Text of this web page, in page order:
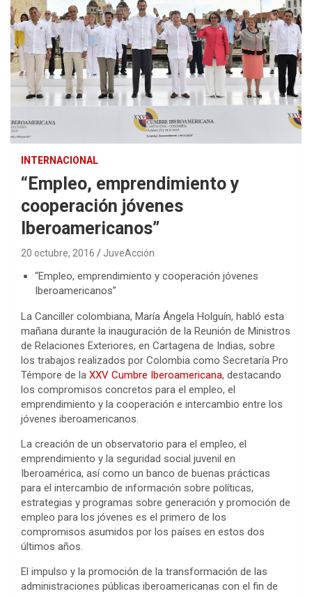
INTERNACIONAL
“Empleo, emprendimiento y
cooperación jóvenes
Iberoamericanos”
20 octubre, 2016 JuveAcción
“Empleo, emprendimiento y cooperación jóvenes
Iberoamericanos”
La Canciller colombiana, María Ángela Holguín, habló esta
mañana durante la inauguración de la Reunión de Ministros
de Relaciones Exteriores, en Cartagena de Indias, sobre
los trabajos realizados por Colombia como Secretaría Pro
Témpore de la XXV Cumbre Iberoamericana, destacando
los compromisos concretos para el empleo, el
emprendimiento y la cooperación e intercambio entre los
jóvenes iberoamericanos.
La creación de un observatorio para el empleo, el
emprendimiento y la seguridad social juvenil en
Iberoamérica, así como un banco de buenas prácticas
para el intercambio de información sobre políticas,
estrategias y programas sobre generación y promoción de
empleo para los jóvenes es el primero de los
compromisos asumidos por los países en estos dos
últimos años.
El impulso y la promoción de la transformación de las
administraciones públicas iberoamericanas con el fin de